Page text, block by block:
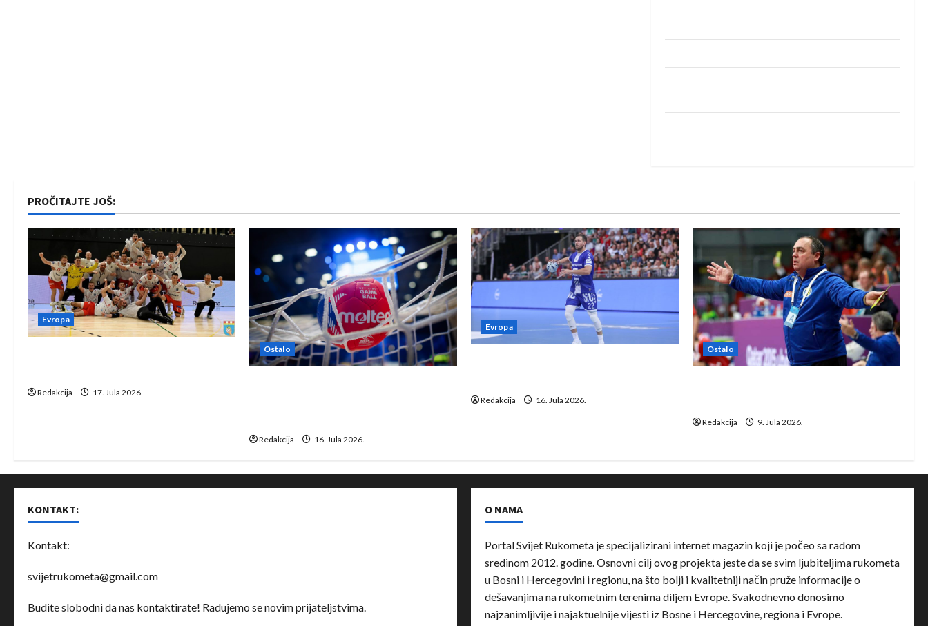
PROČITAJTE JOŠ:
Evropa
Redakcija 17. Jula 2026.
Ostalo
Redakcija 16. Jula 2026.
Evropa
Redakcija 16. Jula 2026.
Ostalo
Redakcija 9. Jula 2026.
KONTAKT:
Kontakt:
svijetrukometa@gmail.com
Budite slobodni da nas kontaktirate! Radujemo se novim prijateljstvima.
O NAMA
Portal Svijet Rukometa je specijalizirani internet magazin koji je počeo sa radom
sredinom 2012. godine. Osnovni cilj ovog projekta jeste da se svim ljubiteljima rukometa
u Bosni i Hercegovini i regionu, na što bolji i kvalitetniji način pruže informacije o
dešavanjima na rukometnim terenima diljem Evrope. Svakodnevno donosimo
najzanimljivije i najaktuelnije vijesti iz Bosne i Hercegovine, regiona i Evrope.